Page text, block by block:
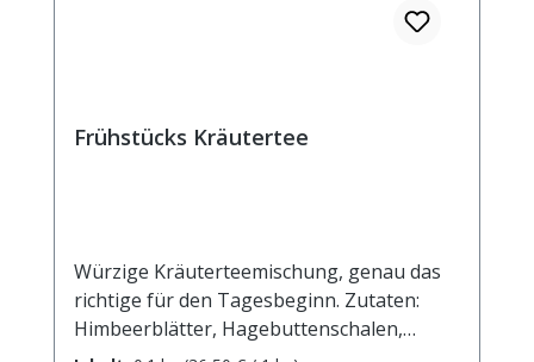
Frühstücks Kräutertee
Würzige Kräuterteemischung, genau das
richtige für den Tagesbeginn. Zutaten:
Himbeerblätter, Hagebuttenschalen,